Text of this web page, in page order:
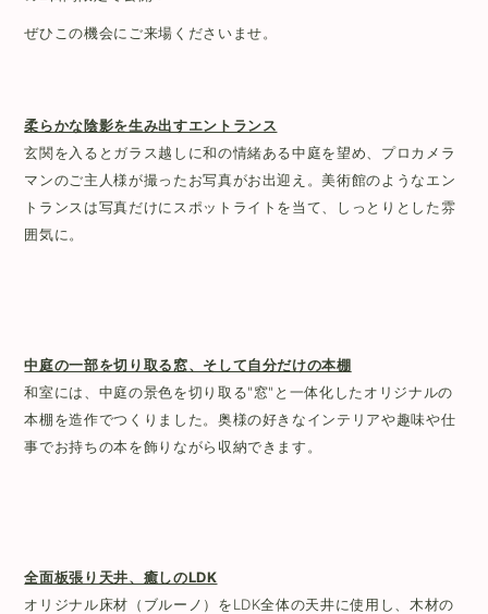
ぜひこの機会にご来場くださいませ。
柔らかな陰影を生み出すエントランス
玄関を入るとガラス越しに和の情緒ある中庭を望め、プロカメラ
マンのご主人様が撮ったお写真がお出迎え。美術館のようなエン
トランスは写真だけにスポットライトを当て、しっとりとした雰
囲気に。
中庭の一部を切り取る窓、そして自分だけの本棚
和室には、中庭の景色を切り取る"窓"と一体化したオリジナルの
本棚を造作でつくりました。奥様の好きなインテリアや趣味や仕
事でお持ちの本を飾りながら収納できます。
全面板張り天井、癒しのLDK
オリジナル床材（ブルーノ）をLDK全体の天井に使用し、木材の